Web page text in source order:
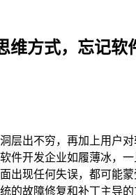
维方式，忘记软
层出不穷，再加上用户
件开发企业如履薄冰，
出现任何失误，都可能
的故障修复和补丁主导